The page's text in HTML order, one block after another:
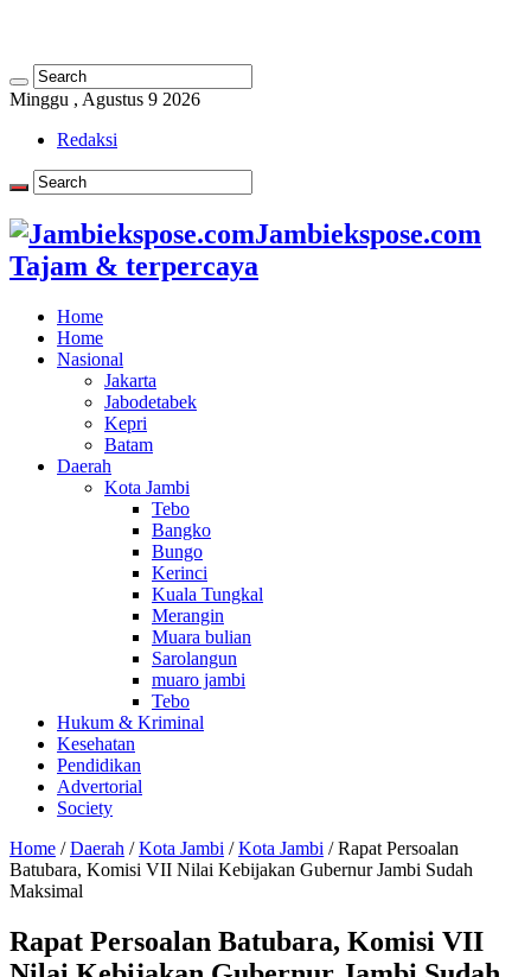
Minggu , Agustus 9 2026
Redaksi
Jambiekspose.com
Tajam & terpercaya
Home
Home
Nasional
Jakarta
Jabodetabek
Kepri
Batam
Daerah
Kota Jambi
Tebo
Bangko
Bungo
Kerinci
Kuala Tungkal
Merangin
Muara bulian
Sarolangun
muaro jambi
Tebo
Hukum & Kriminal
Kesehatan
Pendidikan
Advertorial
Society
Home / Daerah / Kota Jambi / Kota Jambi / Rapat Persoalan
Batubara, Komisi VII Nilai Kebijakan Gubernur Jambi Sudah
Maksimal
Rapat Persoalan Batubara, Komisi VII